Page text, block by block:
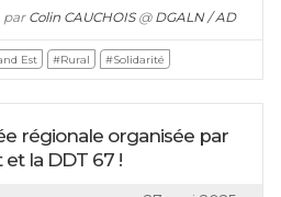
parColin CAUCHOIS @DGALN / AD
Est #Rural #Solidarité
régionale organisée par
et la DDT 67 !